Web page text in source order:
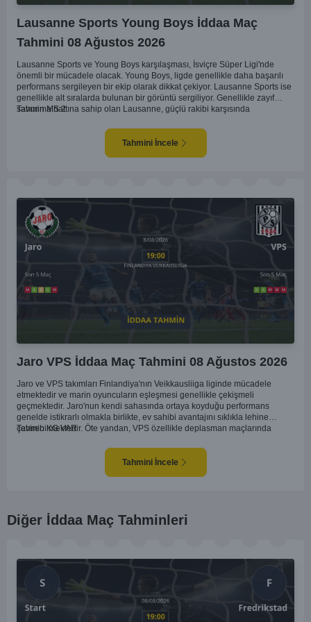
Lausanne Sports Young Boys İddaa Maç
Tahmini 08 Ağustos 2026
Lausanne Sports ve Young Boys karşılaşması, İsviçre Süper Ligi'nde
önemli bir mücadele olacak. Young Boys, ligde genellikle daha başarılı
performans sergileyen bir ekip olarak dikkat çekiyor. Lausanne Sports ise
genellikle alt sıralarda bulunan bir görüntü sergiliyor. Genellikle zayıf
savunma hattına sahip olan Lausanne, güçlü rakibi karşısında
Maçın sonucunda Young Boys'un galip gelme olasılığı yüksek görünüyor.
Tahmin MS 2
Tahmini İncele
Jaro VPS İddaa Maç Tahmini 08 Ağustos 2026
Jaro ve VPS takımları Finlandiya'nın Veikkausliiga liginde mücadele
etmektedir ve marin oyuncuların eşleşmesi genellikle çekişmeli
geçmektedir. Jaro'nun kendi sahasında ortaya koyduğu performans
genelde istikrarlı olmakla birlikte, ev sahibi avantajını sıklıkla lehine
çevirebilmektedir. Öte yandan, VPS özellikle deplasman maçlarında
anlar yakalayabilmektedir. İki takım arasındaki tarihsel rekabet dikkate
alındığında, maçın dengede geçmesi olasıdır ve her iki tarafın da gol
şansı bulunmaktadır. Özellikle Jaro'nun savunma zaafları ve VPS'nin hızlı
Tahmin KG VAR
Tahmini İncele
Diğer İddaa Maç Tahminleri